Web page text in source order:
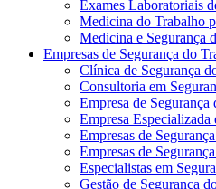
Exames Laboratoriais
Medicina do Trabalho
Medicina e Segurança
Empresas de Segurança do
Clínica de Segurança
Consultoria em
Empresa de Segurança
Empresa
Empresas de
Empresas de
Especialistas em
Gestão de Segurança